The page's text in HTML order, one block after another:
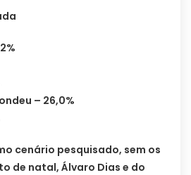
– 26,0%
cenário pesquisado, sem os
de natal, Álvaro Dias e do